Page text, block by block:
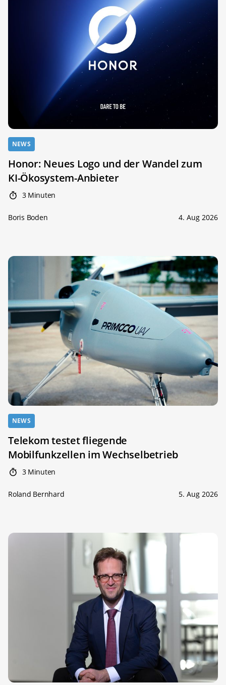
NEWS
Honor: Neues Logo und der Wandel zum
KI-Ökosystem-Anbieter
3 Minuten
Boris Boden 4. Aug 2026
NEWS
Telekom testet fliegende
Mobilfunkzellen im Wechselbetrieb
3 Minuten
Roland Bernhard 5. Aug 2026